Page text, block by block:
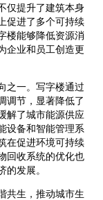
仅提升了建筑本身
促进了多个可持续
楼能够降低资源消
企业和员工创造更
之一。写字楼通过
调节，显著降低了
解了城市能源供应
设备和智能管理系
在促进环境可持续
回收系统的优化也
发展。
共生，推动城市生